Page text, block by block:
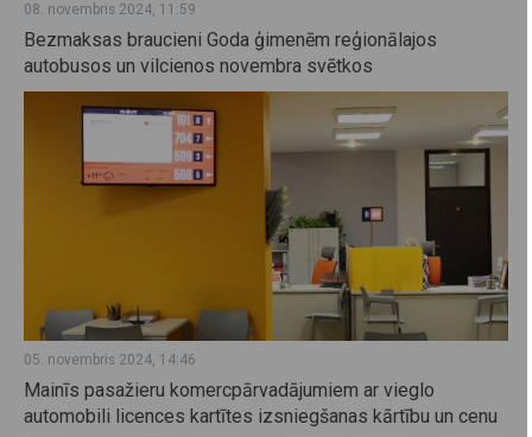
08. novembris 2024, 11:59
Bezmaksas braucieni Goda ģimenēm reģionālajos
autobusos un vilcienos novembra svētkos
05. novembris 2024, 14:46
Mainīs pasažieru komercpārvadājumiem ar vieglo
automobili licences kartītes izsniegšanas kārtību un cenu